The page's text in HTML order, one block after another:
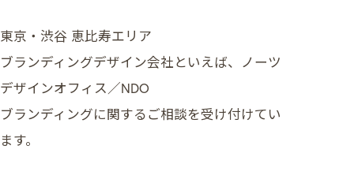
東京・渋谷 恵比寿エリア
ブランディングデザイン会社といえば、ノーツ
デザインオフィス／NDO
ブランディングに関するご相談を受け付けてい
ます。